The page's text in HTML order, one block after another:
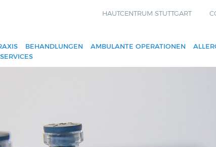
HAUTCENTRUM STUTTGART
BEHANDLUNGEN AMBULANTE OPERATIONEN